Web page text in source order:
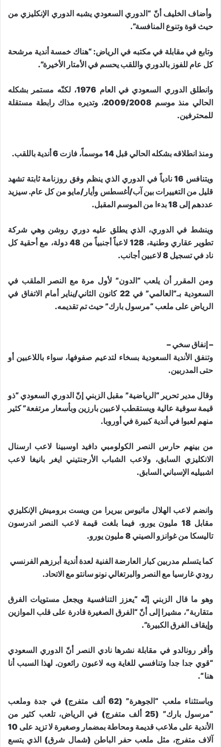
وأضاف الخليف أنّ “الدوري السعودي يشبه ​الدوري الإنكليزي​ من
حيث قوة وتنوع المنافسة”.
وتابع في مقابلة في مكتبه في الرياض: “هناك خمسة أندية مرشحة
كل عام للفوز بالدوري واللقب يحسم في الأمتار الأخيرة”.
وانطلق الدوري السعودي في العام 1976، لكنّه مستمر بشكله
الحالي منذ موسم 2009/2008، وتديره مذاك رابطة مستقلة
للمحترفين.
ومنذ انطلاقه بشكله الحالي قبل 14 موسماً، فازت 6 أندية باللقب.
ويتنافس 16 نادياً في الدوري الذي ينظم وفق روزنامة ثابتة تشهد
قليل من التغييرات بين آب/أغسطس وأيار/مايو من كل عام. سيزيد
عددهم إلى 18 بدءا من الموسم المقبل.
وينشط في الدوري، الذي يطلق عليه دوري روشن وهي شركة
تطوير عقاري وطنية، 128 لاعباً أجنبياً من 48 دولة، مع أحقية كل
ناد في تسجيل 8 لاعبين أجانب.
ومن المقرر أن يلعب “الدون” لأول مرة مع النصر الملقب في
السعودية بـ”العالمي” في 22 كانون الثاني/يناير أمام الاتفاق في
الرياض على ملعب “مرسول بارك” حيث تم تقديمه.
– إنفاق سخي –
وتنفق الأندية السعودية بسخاء لتدعيم صفوفها، سواء باللاعبين أو
حتى المدربين.
وقال مدير تحرير “الرياضية” مقبل الزبني إنّ الدوري السعودي “ذو
قيمة سوقية عالية ويستقطب لاعبين بارزين وبأسعار مرتفعة” كثير
منهم لعبوا في أندية كبيرة في أوروبا.
من بينهم حارس النصر الكولومبي ​دافيد اوسبينا​ لاعب ارسنال
الانكليزي السابق، ولاعب الشباب الأرجنتيني ايغر بانيغا لاعب
اشبيليه الإسباني السابق.
وانضم لاعب الهلال ماتيوس بيريرا من ويست بروميش الإنكليزي
مقابل 18 مليون يورو، فيما بلغت قيمة لاعب النصر اندرسون
تاليسكا من غوانزو الصيني 8 مليون يورو.
كما يتسلم مدربين كبار العارضة الفنية لعدة أندية أبرزهم الفرنسي ​
رودي غارسيا​ مع النصر والبرتغالي ​نونو سانتو​ مع الاتحاد.
وهو ما قال الزبني إنّه “يعزز التنافسية ويجعل مستويات الفرق
متقاربة”، مشيرا إلى أنّ “الفرق الصغيرة قادرة على قلب الموازين
وإيقاف الفرق الكبيرة”.
وأقر رونالدو في مقابلة نشرها نادي النصر أنّ الدوري السعودي
“قوي جدا جدا وتنافسي للغاية وبه لاعبون رائعون. لهذا السبب أنا
هنا “.
وباستثناء ملعب “الجوهرة” (62 ألف متفرج) في جدة وملعب
“مرسول بارك” (25 ألف متفرج) في الرياض، تلعب كثير من
الأندية على ملاعب قديمة ومحاطة بمضمار وصغيرة لا تزيد على 10
آلاف متفرج، مثل ملعب حفر الباطن (شمال شرق) الذي يتسع